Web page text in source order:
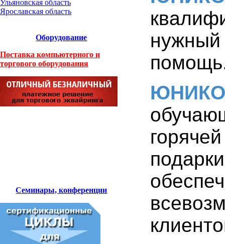
Ульяновская область
Ярославская область
Оборудование
Поставка компьютерного и
торгового оборудования
Семинары, конференции
нужный
ЮНИКО